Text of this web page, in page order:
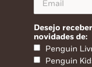
Desejo
novidades de:
Penguin
Penguin